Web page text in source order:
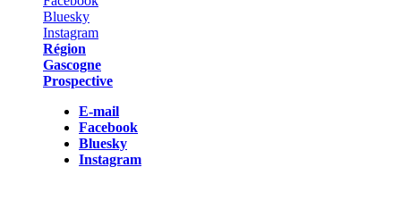
Région
Gascogne
Prospective
E-mail
Facebook
Bluesky
Instagram